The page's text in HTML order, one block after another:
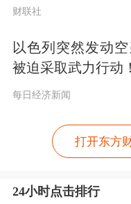
价值为323.54
行业排在末尾
元，占比0.3%。
财联社
以色列突然发动空
被迫采取武力行动
每日经济新闻
打开东方
24小时点击排行